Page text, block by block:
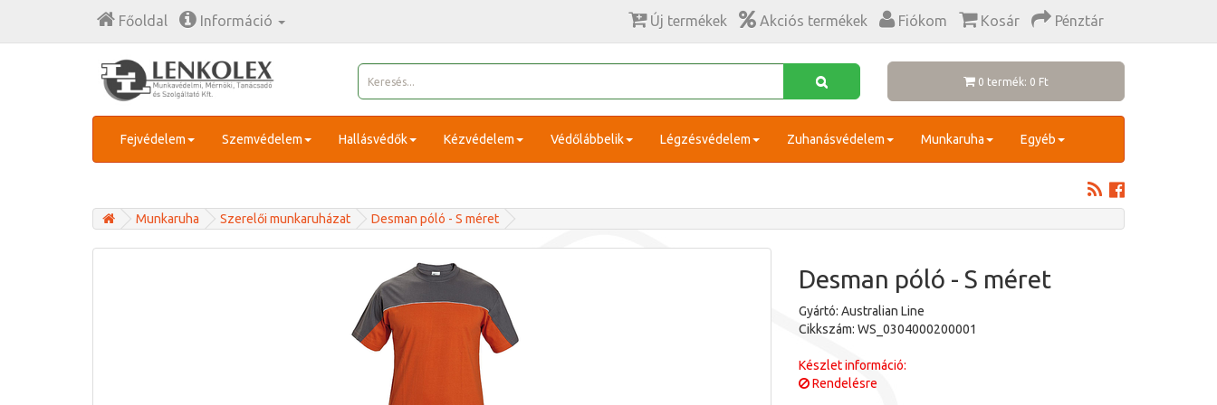
Főoldal Információ Új termékek Akciós termékek Fiókom Kosár Pénztár
0 termék: 0 Ft
Fejvédelem Szemvédelem Hallásvédők Kézvédelem Védőlábbelik Légzésvédelem Zuhanásvédelem Munkaruha Egyéb
Munkaruha Szerelői munkaruházat Desman póló - S méret
Desman póló - S méret
Gyártó: Australian Line
Cikkszám: WS_0304000200001
Készlet információ:
Rendelésre